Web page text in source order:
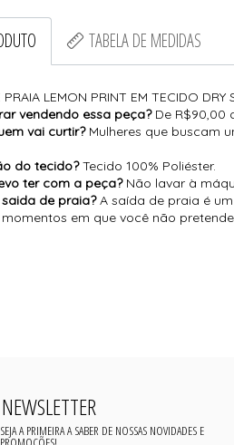
TABELA DE MEDIDAS
LEMON PRINT EM TECIDO
vendendo essa peça? De R$90,00
vai curtir? Mulheres que buscam
do tecido?Tecido 100% Poliéster.
ter com a peça? Não lavar à
saida de praia?A saída de praia é
em que você não
NEWSLETTER
SEJA A PRIMEIRA A SABER DE NOSSAS NOVIDADES E